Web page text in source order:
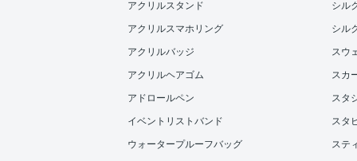
アクリルスタンド
アクリルスマホリング
アクリルバッジ
アクリルヘアゴム
アドロールペン
イベントリストバンド
ウォータープルーフバッグ
シル
シル
スウ
スカ
スタ
スタ
ステ